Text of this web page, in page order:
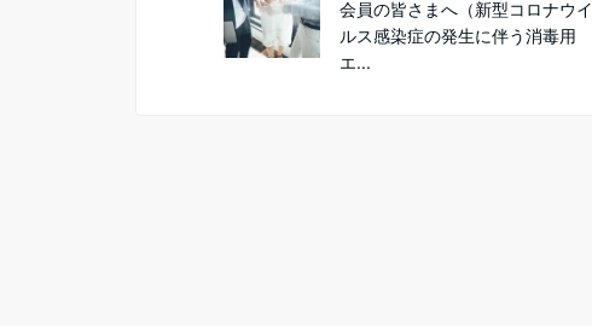
会員の皆さまへ（新型コロナウイ
ルス感染症の発生に伴う消毒用
エ...